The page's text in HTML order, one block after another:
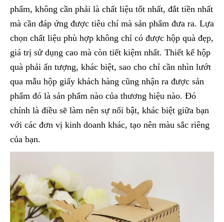
phẩm, không cần phải là chất liệu tốt nhất, đắt tiền nhất
mà cần đáp ứng được tiêu chí mà sản phẩm đưa ra. Lựa
chọn chất liệu phù hợp không chỉ có được hộp quà đẹp,
giá trị sử dụng cao mà còn tiết kiệm nhất. Thiết kế hộp
quà phải ấn tượng, khác biệt, sao cho chỉ cần nhìn lướt
qua mẫu hộp giấy khách hàng cũng nhận ra được sản
phẩm đó là sản phẩm nào của thương hiệu nào. Đó
chính là điều sẽ làm nên sự nổi bật, khác biệt giữa bạn
với các đơn vị kinh doanh khác, tạo nên màu sắc riêng
của bạn.